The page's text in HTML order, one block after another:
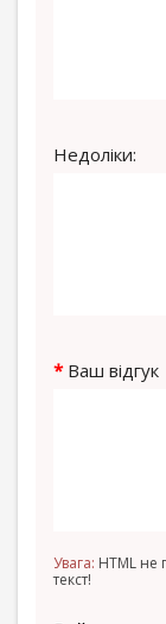
Недоліки:
Ваш відгук
Увага: HTML не
текст!